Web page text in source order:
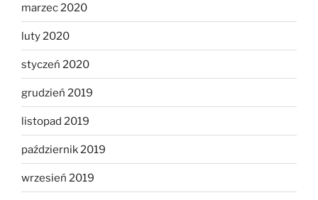
marzec 2020
luty 2020
styczeń 2020
grudzień 2019
listopad 2019
październik 2019
wrzesień 2019